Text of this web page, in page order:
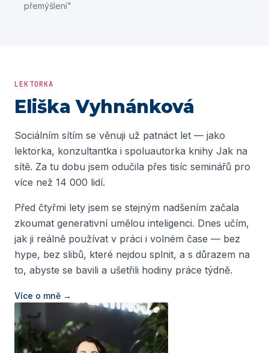
přemýšlení"
LEKTORKA
Eliška Vyhnánková
Sociálním sítím se věnuji už patnáct let — jako
lektorka, konzultantka i spoluautorka knihy Jak na
sítě. Za tu dobu jsem odučila přes tisíc seminářů pro
více než 14 000 lidí.
Před čtyřmi lety jsem se stejným nadšením začala
zkoumat generativní umělou inteligenci. Dnes učím,
jak ji reálně používat v práci i volném čase — bez
hype, bez slibů, které nejdou splnit, a s důrazem na
to, abyste se bavili a ušetřili hodiny práce týdně.
Více o mně →